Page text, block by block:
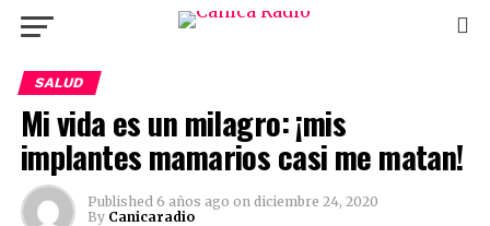
SALUD
Mi vida es un milagro: ¡mis
implantes mamarios casi me matan!
Published 6 años ago on diciembre 24, 2020
By Canicaradio